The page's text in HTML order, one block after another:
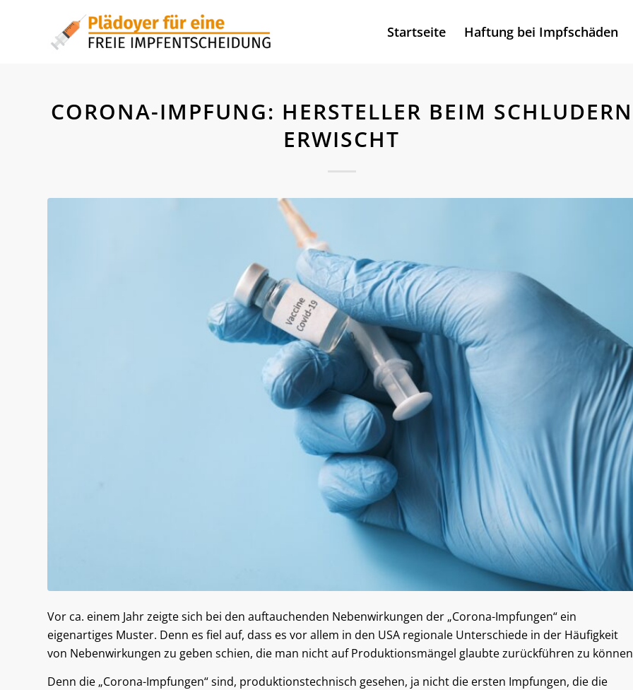
Startseite Haftung bei Impfschäden
CORONA-IMPFUNG: HERSTELLER BEIM SCHLUDERN
ERWISCHT
Vor ca. einem Jahr zeigte sich bei den auftauchenden Nebenwirkungen der „Corona-Impfungen“ ein
eigenartiges Muster. Denn es fiel auf, dass es vor allem in den USA regionale Unterschiede in der Häufigkeit
von Nebenwirkungen zu geben schien, die man nicht auf Produktionsmängel glaubte zurückführen zu
Denn die „Corona-Impfungen“ sind, produktionstechnisch gesehen, ja nicht die ersten Impfungen, die die